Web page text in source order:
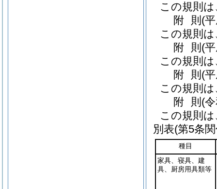
この規則
附 則 (
この規則
附 則 (
この規則
附 則 (
この規則
附 則 (
この規則
別表(第5条
種目
家具、寝具、建
具、厨房用具類等